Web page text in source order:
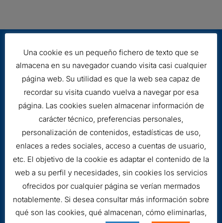
Aviso legal
Una cookie es un pequeño fichero de texto que se
almacena en su navegador cuando visita casi cualquier
página web. Su utilidad es que la web sea capaz de
recordar su visita cuando vuelva a navegar por esa
página. Las cookies suelen almacenar información de
carácter técnico, preferencias personales,
personalización de contenidos, estadísticas de uso,
enlaces a redes sociales, acceso a cuentas de usuario,
etc. El objetivo de la cookie es adaptar el contenido de la
web a su perfil y necesidades, sin cookies los servicios
ofrecidos por cualquier página se verían mermados
notablemente. Si desea consultar más información sobre
qué son las cookies, qué almacenan, cómo eliminarlas,